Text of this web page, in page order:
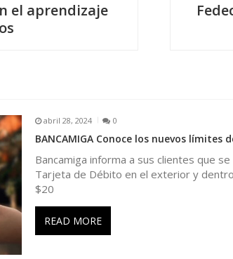
el aprendizaje
abril 28, 2024 0
BANCAMIGA Conoce los nuevos
Bancamiga informa a sus clientes que
Tarjeta de Débito en el exterior y
$20
READ MORE